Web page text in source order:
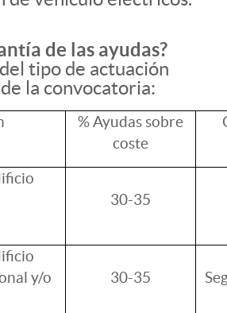
de las ayudas?
tipo de actuación
la convocatoria:
% Ayudas sobre
coste
30-35
y/o
30-35